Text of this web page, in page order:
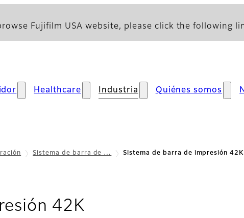
Fujifilm USA website, please click the following
Healthcare Industria Quiénes somos
Sistema de barra de … Sistema de barra de impresión
42K